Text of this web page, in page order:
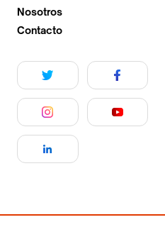
Nosotros
Contacto